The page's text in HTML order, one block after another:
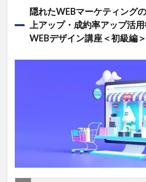
隠れたWEBマーケティング
上アップ・成約率アップ活
WEBデザイン講座＜初級編＞